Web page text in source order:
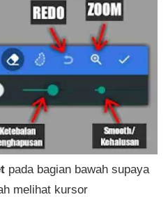
pada bagian bawah supaya
melihat kursor